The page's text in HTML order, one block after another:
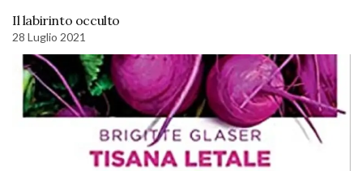
Il labirinto occulto
28 Luglio 2021